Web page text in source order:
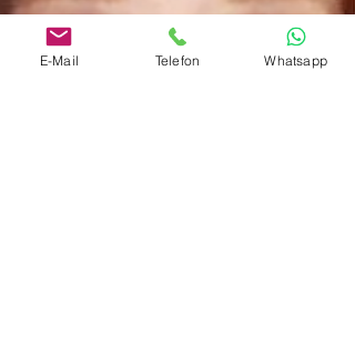
E-Mail Telefon Whatsapp